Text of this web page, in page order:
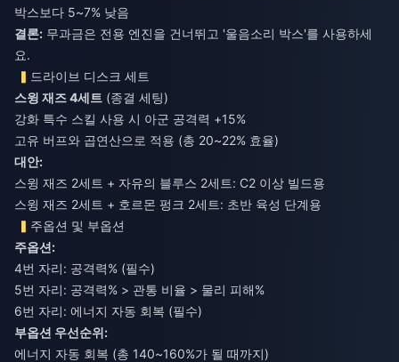
박스보다 5~7% 낮음
결론: 무과금은 전용 엔진을 건너뛰고 '울음소리 박스'를 사용하세
요.
드라이브 디스크 세트
스윙 재즈 4세트 (종결 세팅)
강화 특수 스킬 사용 시 아군 공격력 +15%
고유 버프와 곱연산으로 적용 (총 20~22% 효율)
대안:
스윙 재즈 2세트 + 자유의 블루스 2세트: C2 이상 빌드용
스윙 재즈 2세트 + 호르몬 펑크 2세트: 초반 육성 단계용
주옵션 및 부옵션
주옵션:
4번 자리: 공격력% (필수)
5번 자리: 공격력% > 관통 비율 > 물리 피해%
6번 자리: 에너지 자동 회복 (필수)
부옵션 우선순위:
에너지 자동 회복 (총 140~160%가 될 때까지)